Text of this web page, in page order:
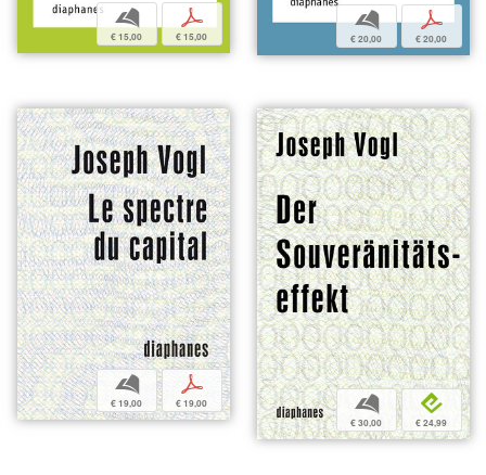
b
€ 15,00
p
€ 15,00
b
€ 20,00
p
€ 20,00
b
€ 19,00
p
€ 19,00 b
€ 30,00
e
€ 24,99